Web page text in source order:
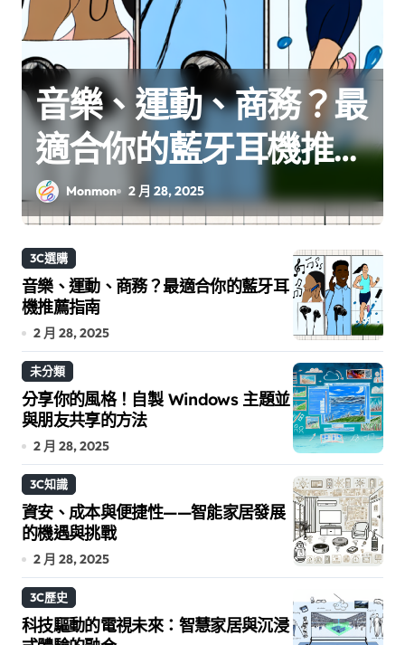
音樂、運動、商務？最
適合你的藍牙耳機推薦
指南
Monmon 2 月 28, 2025
3C選購
音樂、運動、商務？最適合你的藍牙耳
機推薦指南
2 月 28, 2025
未分類
分享你的風格！自製 Windows 主題並
與朋友共享的方法
2 月 28, 2025
3C知識
資安、成本與便捷性——智能家居發展
的機遇與挑戰
2 月 28, 2025
3C歷史
科技驅動的電視未來：智慧家居與沉浸